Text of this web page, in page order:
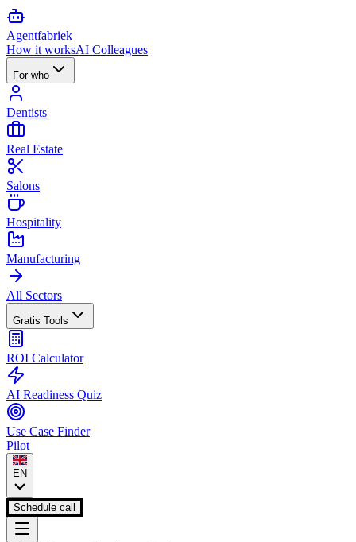
Agentfabriek
How it worksAI Colleagues
For who
Dentists
Real Estate
Salons
Hospitality
Manufacturing
All Sectors
Gratis Tools
ROI Calculator
AI Readiness Quiz
Use Case Finder
Pilot
EN
Schedule call